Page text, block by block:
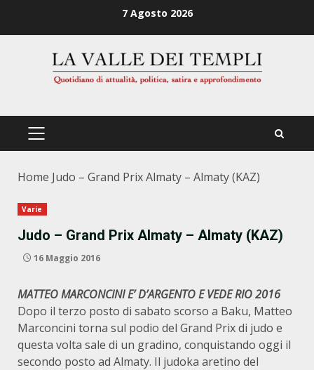
7 Agosto 2026
PRIMÄRES
Home Judo – Grand Prix Almaty – Almaty (KAZ)
Varie
Judo – Grand Prix Almaty – Almaty (KAZ)
16 Maggio 2016
MATTEO MARCONCINI E’ D’ARGENTO E VEDE RIO 2016
Dopo il terzo posto di sabato scorso a Baku, Matteo
Marconcini torna sul podio del Grand Prix di judo e
questa volta sale di un gradino, conquistando oggi il
secondo posto ad Almaty. Il judoka aretino del